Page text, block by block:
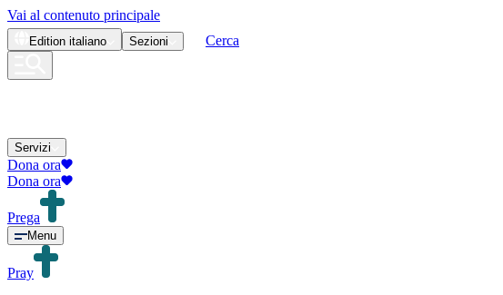
Vai al contenuto principale
Edition italiano Sezioni Cerca
Servizi
Dona ora
Dona ora
Prega
Menu
Pray